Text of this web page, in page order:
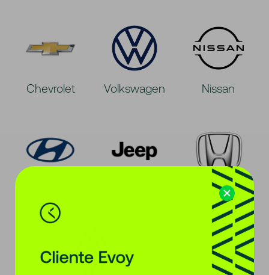
Chevrolet Volkswagen Nissan
Honda